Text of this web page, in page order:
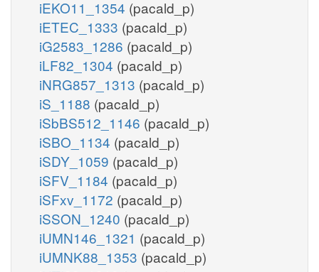
iEKO11_1354 (pacald_p)
iETEC_1333 (pacald_p)
iG2583_1286 (pacald_p)
iLF82_1304 (pacald_p)
iNRG857_1313 (pacald_p)
iS_1188 (pacald_p)
iSbBS512_1146 (pacald_p)
iSBO_1134 (pacald_p)
iSDY_1059 (pacald_p)
iSFV_1184 (pacald_p)
iSFxv_1172 (pacald_p)
iSSON_1240 (pacald_p)
iUMN146_1321 (pacald_p)
iUMNK88_1353 (pacald_p)